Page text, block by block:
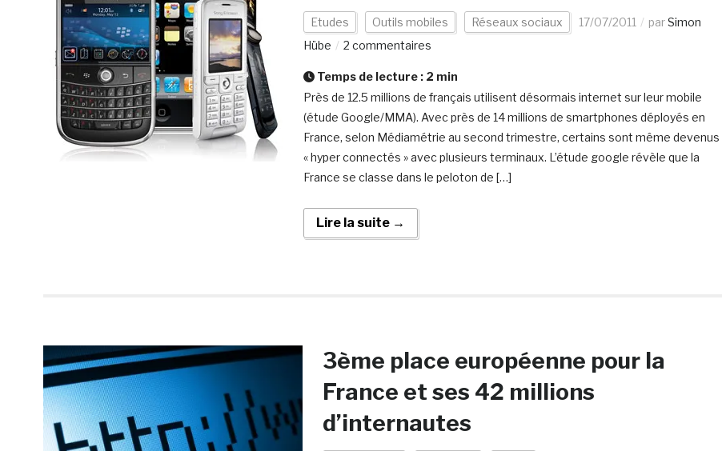
Etudes Outils mobiles Réseaux sociaux 17/07/2011 parSimon
Hübe
2 commentaires
Temps de lecture : 2 min
Près de 12.5 millions de français utilisent désormais internet sur leur mobile
(étude Google/MMA). Avec près de 14 millions de smartphones déployés en
France, selon Médiamétrie au second trimestre, certains sont même devenus
« hyper connectés » avec plusieurs terminaux. L’étude google révèle que la
France se classe dans le peloton de […]
Lire la suite →
3ème place européenne pour la
France et ses 42 millions
d’internautes